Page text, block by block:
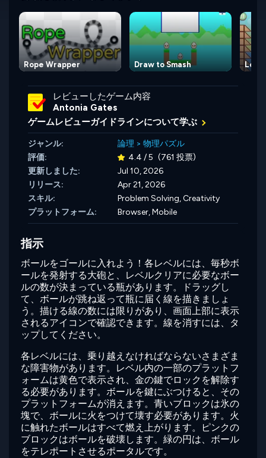
Rope Wrapper Draw to Smash Love
レビューしたゲーム内容
Antonia Gates
ゲームレビューガイドラインについて学ぶ
ジャンル: 論理 > 物理パズル
評価:
4.4 / 5 (761 投票)
更新しました:
Jul 10, 2026
リリース:
Apr 21, 2026
スキル:
Problem Solving,Creativity
プラットフォーム:
Browser, Mobile
指示
ボールをゴールに入れよう！各レベルには、毎秒ボ
ールを発射する大砲と、レベルクリアに必要なボー
ルの数が決まっている瓶があります。ドラッグし
て、ボールが跳ね返って瓶に届く線を描きましょ
う。描ける線の数には限りがあり、画面上部に表示
されるアイコンで確認できます。線を消すには、タ
ップしてください。
各レベルには、乗り越えなければならないさまざま
な障害物があります。レベル内の一部のプラットフ
ォームは黄色で表示され、金の鍵でロックを解除す
る必要があります。ボールを鍵にぶつけると、その
プラットフォームが消えます。青いブロックは氷の
塊で、ボールに火をつけて壊す必要があります。火
に触れたボールはすべて燃え上がります。ピンクの
ブロックはボールを破壊します。緑の円は、ボール
をテレポートさせるポータルです。